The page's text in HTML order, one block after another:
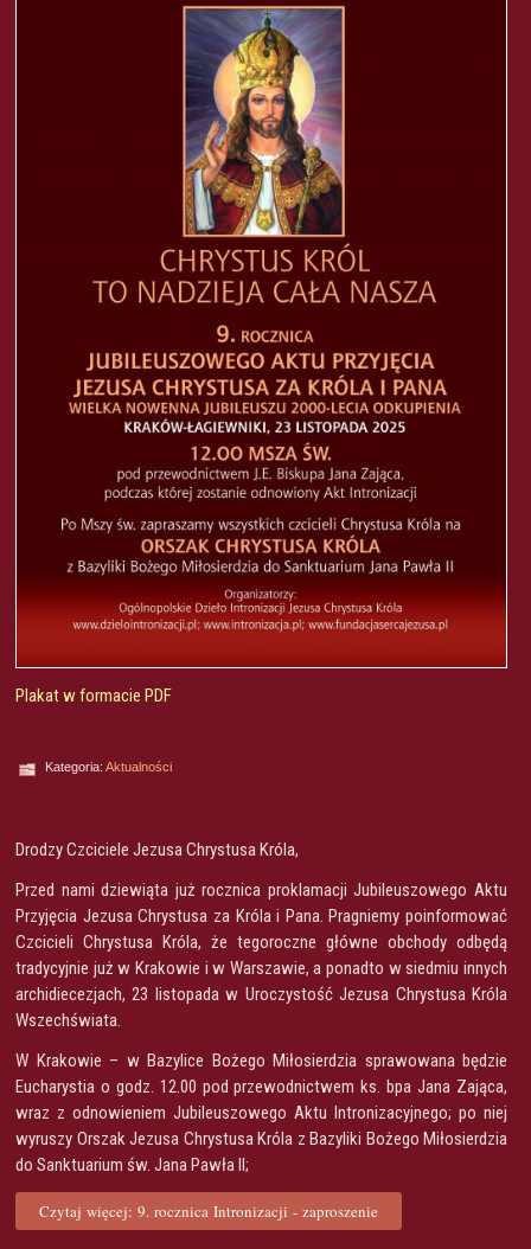
Plakat w formacie PDF
Kategoria: Aktualności
Drodzy Czciciele Jezusa Chrystusa Króla,
Przed nami dziewiąta już rocznica proklamacji Jubileuszowego Aktu
Przyjęcia Jezusa Chrystusa za Króla i Pana. Pragniemy poinformować
Czcicieli Chrystusa Króla, że tegoroczne główne obchody odbędą
tradycyjnie już w Krakowie i w Warszawie, a ponadto w siedmiu innych
archidiecezjach, 23 listopada w Uroczystość Jezusa Chrystusa Króla
Wszechświata.
W Krakowie – w Bazylice Bożego Miłosierdzia sprawowana będzie
Eucharystia o godz. 12.00 pod przewodnictwem ks. bpa Jana Zająca,
wraz z odnowieniem Jubileuszowego Aktu Intronizacyjnego; po niej
wyruszy Orszak Jezusa Chrystusa Króla z Bazyliki Bożego Miłosierdzia
do Sanktuarium św. Jana Pawła II;
Czytaj więcej: 9. rocznica Intronizacji - zaproszenie